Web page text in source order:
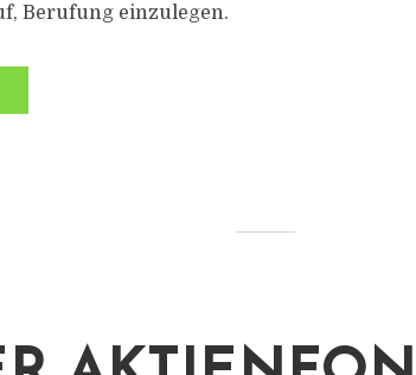
Berufung einzulegen.